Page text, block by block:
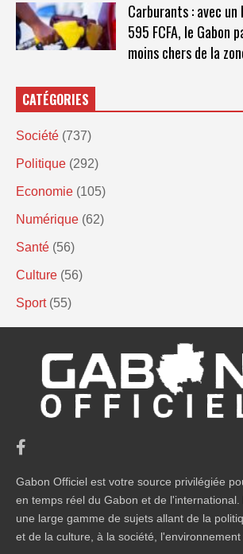
Carburants : avec
595 FCFA, le Gabon
moins chers de la
CATÉGORIES
Société (737)
Politique (292)
Economie (105)
Numérique (62)
Santé (56)
Culture (56)
Sport (55)
Gabon Officiel est votre source privilégiée
en temps réel du Gabon et de
une large gamme de sujets allant de la
et de la culture, à la société, l'environnement